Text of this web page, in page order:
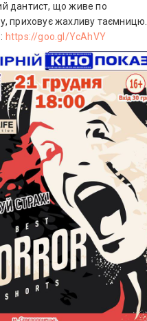
дантист, що живе по
приховує жахливу таємницю.
https://goo.gl/YcAhVY